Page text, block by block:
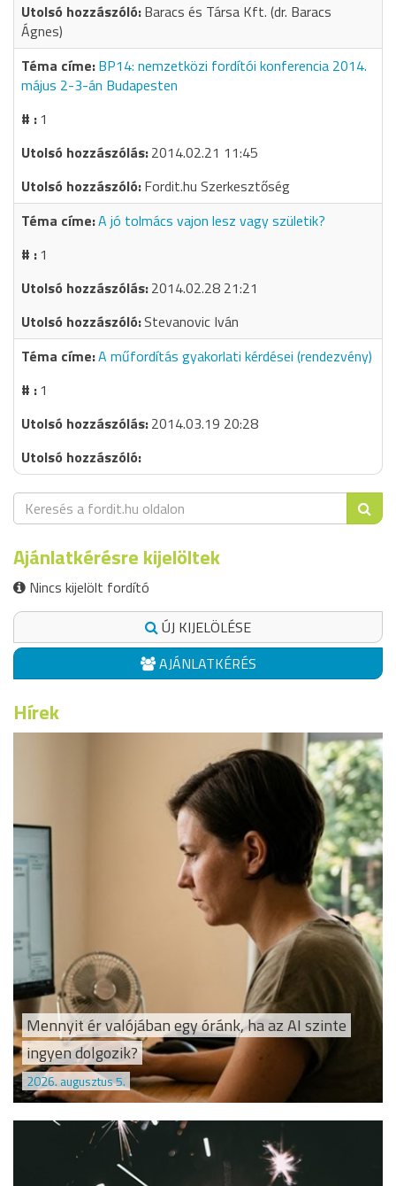
Baracs és Társa Kft. (dr. Baracs
Ágnes)
BP14: nemzetközi fordítói konferencia 2014.
május 2-3-án Budapesten
1
2014.02.21 11:45
Fordit.hu Szerkesztőség
A jó tolmács vajon lesz vagy születik?
1
2014.02.28 21:21
Stevanovic Iván
A műfordítás gyakorlati kérdései (rendezvény)
1
2014.03.19 20:28
Ajánlatkérésre kijelöltek
Nincs kijelölt fordító
ÚJ KIJELÖLÉSE
AJÁNLATKÉRÉS
Hírek
Mennyit ér valójában egy óránk, ha az AI szinte
ingyen dolgozik?
2026. augusztus 5.